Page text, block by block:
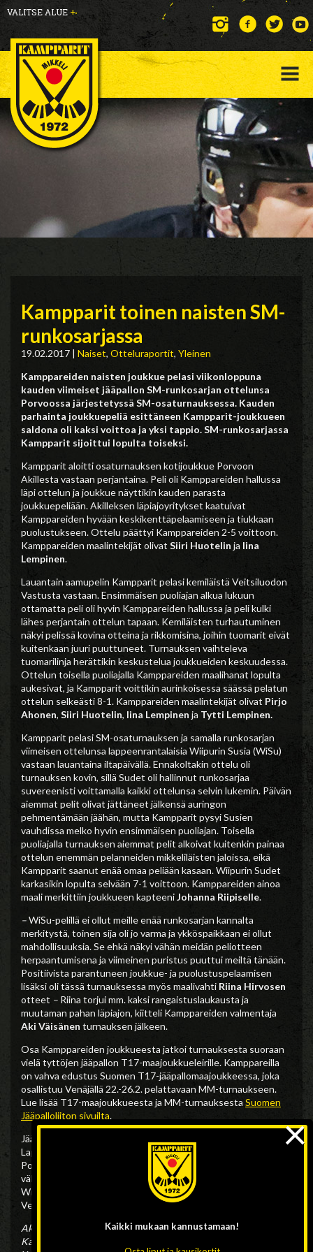
VALITSE ALUE +
Kampparit toinen naisten SM-
runkosarjassa
19.02.2017 | Naiset, Otteluraportit, Yleinen
Kamppareiden naisten joukkue pelasi viikonloppuna
kauden viimeiset jääpallon SM-runkosarjan ottelunsa
Porvoossa järjestetyssä SM-osaturnauksessa. Kauden
parhainta joukkuepeliä esittäneen Kampparit-joukkueen
saldona oli kaksi voittoa ja yksi tappio. SM-runkosarjassa
Kampparit sijoittui lopulta toiseksi.
Kampparit aloitti osaturnauksen kotijoukkue Porvoon
Akillesta vastaan perjantaina. Peli oli Kamppareiden hallussa
läpi ottelun ja joukkue näyttikin kauden parasta
joukkuepeliään. Akilleksen läpiajoyritykset kaatuivat
Kamppareiden hyvään keskikenttäpelaamiseen ja tiukkaan
puolustukseen. Ottelu päättyi Kamppareiden 2-5 voittoon.
Kamppareiden maalintekijät olivat Siiri Huotelin ja Iina
Lempinen.
Lauantain aamupelin Kampparit pelasi kemiläistä Veitsiluodon
Vastusta vastaan. Ensimmäisen puoliajan alkua lukuun
ottamatta peli oli hyvin Kamppareiden hallussa ja peli kulki
lähes perjantain ottelun tapaan. Kemiläisten turhautuminen
näkyi pelissä kovina otteina ja rikkomisina, joihin tuomarit eivät
kuitenkaan juuri puuttuneet. Turnauksen vaihteleva
tuomarilinja herättikin keskustelua joukkueiden keskuudessa.
Ottelun toisella puoliajalla Kamppareiden maalihanat lopulta
aukesivat, ja Kampparit voittikin aurinkoisessa säässä pelatun
ottelun selkeästi 8-1. Kamppareiden maalintekijät olivat Pirjo
Ahonen, Siiri Huotelin, Iina Lempinen ja Tytti Lempinen.
Kampparit pelasi SM-osaturnauksen ja samalla runkosarjan
viimeisen ottelunsa lappeenrantalaisia Wiipurin Susia (WiSu)
vastaan lauantaina iltapäivällä. Ennakoltakin ottelu oli
turnauksen kovin, sillä Sudet oli hallinnut runkosarjaa
suvereenisti voittamalla kaikki ottelunsa selvin lukemin. Päivän
aiemmat pelit olivat jättäneet jälkensä auringon
pehmentämään jäähän, mutta Kampparit pysyi Susien
vauhdissa melko hyvin ensimmäisen puoliajan. Toisella
puoliajalla turnauksen aiemmat pelit alkoivat kuitenkin painaa
ottelun enemmän pelanneiden mikkeliläisten jaloissa, eikä
Kampparit saanut enää omaa peliään kasaan. Wiipurin Sudet
karkasikin lopulta selvään 7-1 voittoon. Kamppareiden ainoa
maali merkittiin joukkueen kapteeniJohanna Riipiselle.
–WiSu-pelillä ei ollut meille enää runkosarjan kannalta
merkitystä, toinen sija oli jo varma ja ykköspaikkaan ei ollut
mahdollisuuksia. Se ehkä näkyi vähän meidän peliotteen
herpaantumisena ja viimeinen puristus puuttui meiltä tänään.
Positiivista parantuneen joukkue- ja puolustuspelaamisen
lisäksi oli tässä turnauksessa myös maalivahti Riina Hirvosen
otteet – Riina torjui mm. kaksi rangaistuslaukausta ja
muutaman pahan läpiajon, kiitteli Kamppareiden valmentaja
Aki Väisänen turnauksen jälkeen.
Osa Kamppareiden joukkueesta jatkoi turnauksesta suoraan
vielä tyttöjen jääpallon T17-maajoukkueleirille. Kamppareilla
on vahva edustus Suomen T17-jääpallomaajoukkeessa, joka
osallistuu Venäjällä 22.-26.2. pelattavaan MM-turnaukseen.
Lue lisää T17-maajoukkueesta ja MM-turnauksesta Suomen
Jääpalloliiton sivuilta.
Jääpallon naisten SM-lopputurnaus pelataan 11.-12.3.
Lappeenrannassa. Kampparit pelaa lauantaina 11.3. välierässä
Porvoon Akillesta vastaan ja taistelee finaalipaikasta. Toisessa
välieräparissa runkosarjassa kaikki ottelunsa voittanut
Wiipurin Sudet kohtaa runkosarjan neljänneksi jääneen
Veitsiluodon Vastuksen.
Akilles – Kampparit2-5(2-3)
Kampparit – Vastus
Kaikki mukaan kannustamaan!
×